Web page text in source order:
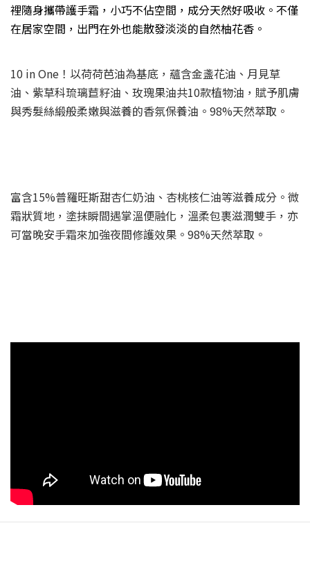
裡隨身攜帶護手霜，小巧不佔空間，成分天然好吸收。不僅
在居家空間，出門在外也能散發淡淡的自然柚花香。
10 in One！以荷荷芭油為基底，蘊含金盞花油、月見草
油、紫草科琉璃苣籽油、玫瑰果油共10款植物油，賦予肌膚
與秀髮絲緞般柔嫩與滋養的香氛保養油。98%天然萃取。
富含15%普羅旺斯甜杏仁奶油、杏桃核仁油等滋養成分。微
霜狀質地，塗抹瞬間遇掌溫便融化，溫柔包裹滋潤雙手，亦
可當晚安手霜來加強夜間修護效果。98%天然萃取。